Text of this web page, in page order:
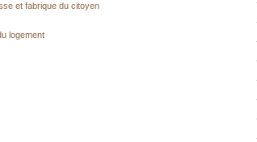
et fabrique du citoyen
logement